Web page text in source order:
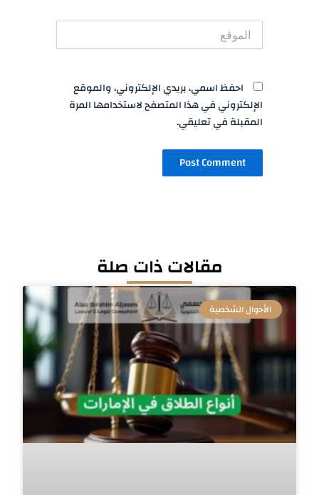
الموقع
احفظ اسمي، بريدي الإلكتروني، والموقع
الإلكتروني في هذا المتصفح لاستخدامها المرة
المقبلة في تعليقي.
مقالات ذات صلة
الأحوال الشخصية